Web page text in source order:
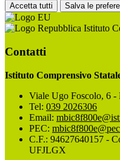
Accetta tutti Salva le
Istituto
Contatti
Istituto Comprensivo
Viale Ugo Foscolo, 6 -
Tel: 039 2026306
Email:
PEC:
C.F.: 94627640157 -
UFJLGX